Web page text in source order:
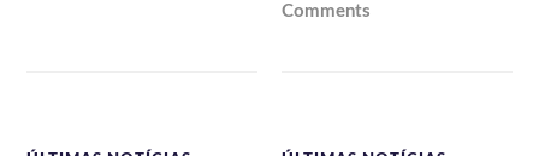
Comments